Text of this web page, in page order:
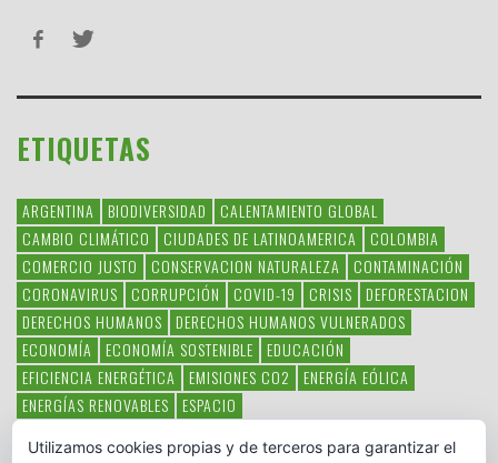
ETIQUETAS
ARGENTINA BIODIVERSIDAD
CALENTAMIENTO GLOBAL
CAMBIO CLIMÁTICO
CIUDADES DE LATINOAMERICA
COLOMBIA
COMERCIO JUSTO
CONSERVACION NATURALEZA
CONTAMINACIÓN
CORONAVIRUS
CORRUPCIÓN COVID-19 CRISIS
DEFORESTACION
DERECHOS HUMANOS
DERECHOS HUMANOS VULNERADOS
ECONOMÍA
ECONOMÍA SOSTENIBLE
EDUCACIÓN
EFICIENCIA ENERGÉTICA
EMISIONES CO2
ENERGÍA EÓLICA
ENERGÍAS RENOVABLES
ESPACIO
Utilizamos cookies propias y de terceros para garantizar el